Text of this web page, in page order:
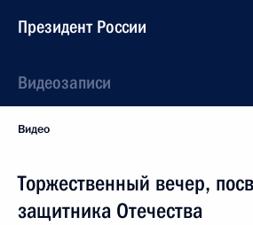
Президент России
Видеозаписи
Видео
Торжественный вечер,
защитника Отечества